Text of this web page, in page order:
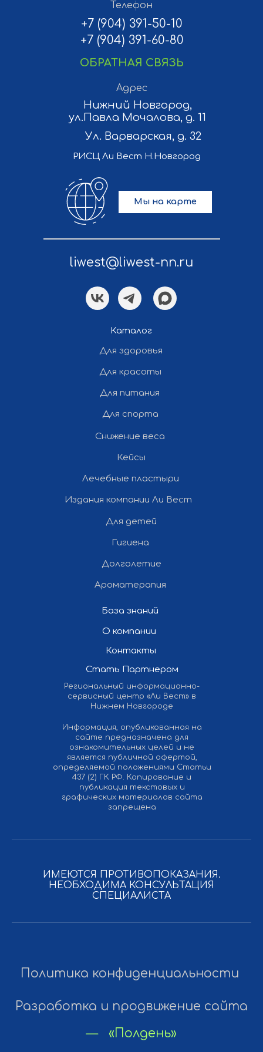
liwest@liwest-nn.ru
Телефон
+7 (904) 391-50-10
+7 (904) 391-60-80
ОБРАТНАЯ СВЯЗЬ
База знаний
О компании
Контакты
Стать Партнером
Региональный информационно-
сервисный центр «Ли Вест» в
Нижнем Новгороде
Информация, опубликованная на
сайте предназначена для
ознакомительных целей и не
является публичной офертой,
определяемой положениями Статьи
437 (2) ГК РФ. Копирование и
публикация текстовых и
графических материалов сайта
запрещена
Снижение веса
Кейсы
Лечебные пластыри
Издания компании Ли Вест
Для детей
Гигиена
Долголетие
Ароматерапия
Каталог
Для здоровья
Для красоты
Для питания
Для спорта
Мы на карте
Адрес
Ул. Варварская, д. 32
Нижний Новгород,
ул.Павла Мочалова, д. 11
РИСЦ Ли Вест Н.Новгород
ИМЕЮТСЯ ПРОТИВОПОКАЗАНИЯ.
НЕОБХОДИМА КОНСУЛЬТАЦИЯ
СПЕЦИАЛИСТА
Все права защищены ©
2012-2026 Ли Вест НН